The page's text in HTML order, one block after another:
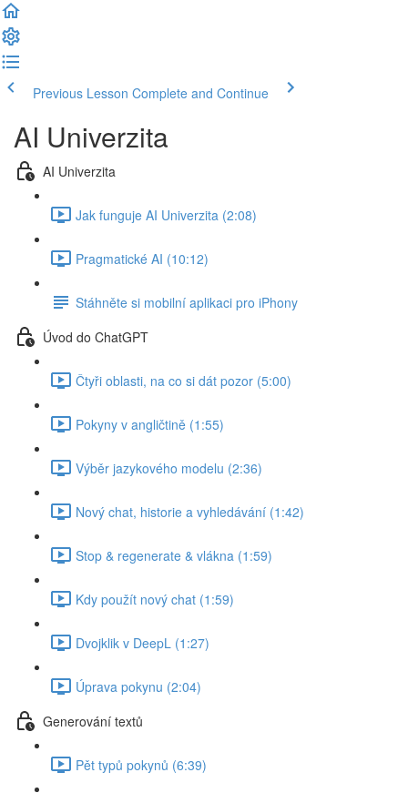
Previous Lesson Complete and Continue
AI Univerzita
AI Univerzita
Jak funguje AI Univerzita (2:08)
Pragmatické AI (10:12)
Stáhněte si mobilní aplikaci pro iPhony
Úvod do ChatGPT
Čtyři oblasti, na co si dát pozor (5:00)
Pokyny v angličtině (1:55)
Výběr jazykového modelu (2:36)
Nový chat, historie a vyhledávání (1:42)
Stop & regenerate & vlákna (1:59)
Kdy použít nový chat (1:59)
Dvojklik v DeepL (1:27)
Úprava pokynu (2:04)
Generování textů
Pět typů pokynů (6:39)